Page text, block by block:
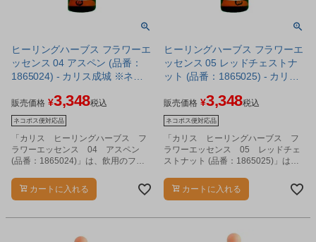
ヒーリングハーブス フラワーエ
ッセンス 04 アスペン (品番：
1865024) - カリス成城 ※ネコ
販売価格 ¥3,348税込
ネコポス便対応品
「カリス ヒーリングハーブス フ
ラワーエッセンス 04 アスペン
(品番：1865024)」は、飲用のフラ
カートに入れる
ヒーリングハーブス フラワーエ
ッセンス 05 レッドチェストナ
ット (品番：1865025) - カリス
販売価格 ¥3,348税込
ネコポス便対応品
「カリス ヒーリングハーブス フ
ラワーエッセンス 05 レッドチェ
ストナット (品番：1865025)」は、
カートに入れる